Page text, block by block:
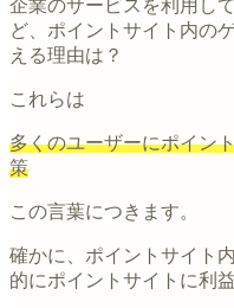
企業のサービスを利用し
ど、ポイントサイト内の
える理由は？
これらは
多くのユーザーにポイン
策
この言葉につきます。
確かに、ポイントサイト
的にポイントサイトに利